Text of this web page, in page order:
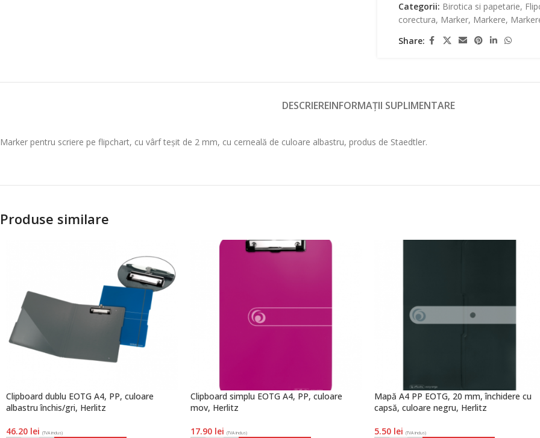
Categorii: Birotica si papetarie,
corectura, Marker, Markere,
Share:
DESCRIEREINFORMAȚII SUPLIMENTARE
Marker pentru scriere pe flipchart, cu vârf teșit de 2 mm, cu cerneală de culoare albastru, produs de Staedtler.
Produse similare
Clipboard dublu EOTG A4, PP, culoare
albastru închis/gri, Herlitz
46.20 lei (TVA inclus)
Clipboard simplu EOTG A4, PP, culoare
mov, Herlitz
17.90 lei (TVA inclus)
Mapă A4 PP EOTG, 20 mm, închidere cu
capsă, culoare negru, Herlitz
5.50 lei (TVA inclus)